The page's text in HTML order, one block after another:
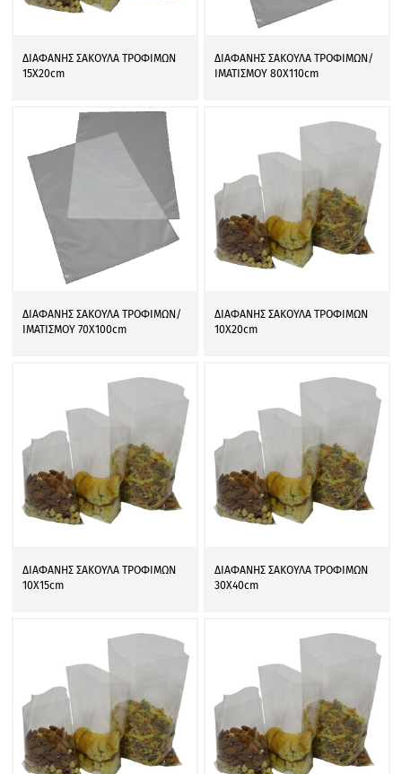
ΔΙΑΦΑΝΗΣ ΣΑΚΟΥΛΑ ΤΡΟΦΙΜΩΝ
15Χ20cm
ΔΙΑΦΑΝΗΣ ΣΑΚΟΥΛΑ ΤΡΟΦΙΜΩΝ/
ΙΜΑΤΙΣΜΟΥ 80Χ110cm
ΔΙΑΦΑΝΗΣ ΣΑΚΟΥΛΑ ΤΡΟΦΙΜΩΝ/
ΙΜΑΤΙΣΜΟΥ 70Χ100cm
ΔΙΑΦΑΝΗΣ ΣΑΚΟΥΛΑ ΤΡΟΦΙΜΩΝ
10Χ20cm
ΔΙΑΦΑΝΗΣ ΣΑΚΟΥΛΑ ΤΡΟΦΙΜΩΝ
10Χ15cm
ΔΙΑΦΑΝΗΣ ΣΑΚΟΥΛΑ ΤΡΟΦΙΜΩΝ
30Χ40cm